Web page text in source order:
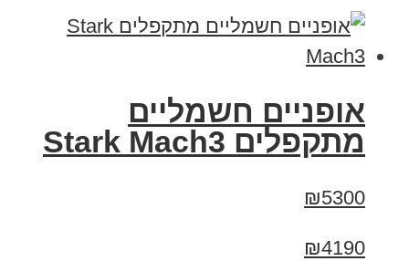
‏אופניים חשמליים
‏מתקפלים Stark Mach3
₪5300
₪4190